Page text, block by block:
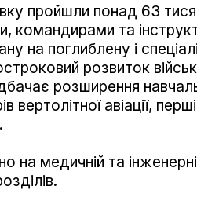
пройшли понад 63
командирами та
на поглиблену і
розвиток
розширення
вертолітної авіації,
на медичній та